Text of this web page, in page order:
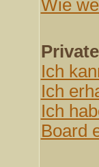
Wie
Ich
Ich
Ich
Board